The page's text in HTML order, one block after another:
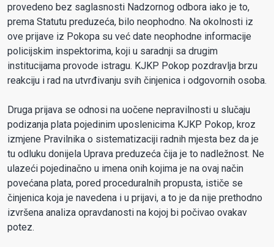
provedeno bez saglasnosti Nadzornog odbora iako je to,
prema Statutu preduzeća, bilo neophodno. Na okolnosti iz
ove prijave iz Pokopa su već date neophodne informacije
policijskim inspektorima, koji u saradnji sa drugim
institucijama provode istragu. KJKP Pokop pozdravlja brzu
reakciju i rad na utvrđivanju svih činjenica i odgovornih osoba.
Druga prijava se odnosi na uočene nepravilnosti u slučaju
podizanja plata pojedinim uposlenicima KJKP Pokop, kroz
izmjene Pravilnika o sistematizaciji radnih mjesta bez da je
tu odluku donijela Uprava preduzeća čija je to nadležnost. Ne
ulazeći pojedinačno u imena onih kojima je na ovaj način
povećana plata, pored proceduralnih propusta, ističe se
činjenica koja je navedena i u prijavi, a to je da nije prethodno
izvršena analiza opravdanosti na kojoj bi počivao ovakav
potez.